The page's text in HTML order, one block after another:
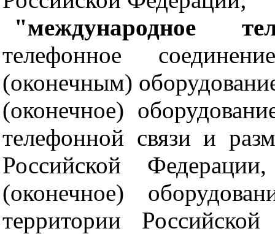
"международное
телефонное
(оконечным)
(оконечное)
телефонной связи и
Российской
(оконечное)
территории